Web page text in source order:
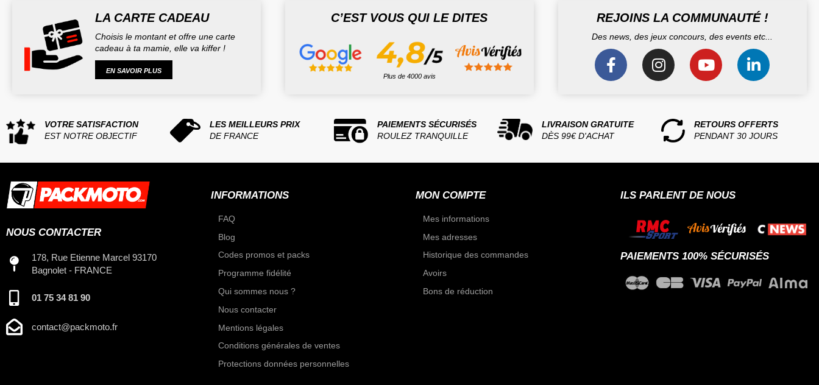
LA CARTE CADEAU
Choisis le montant et offre une carte
cadeau à ta mamie, elle va kiffer !
EN SAVOIR PLUS
C’EST VOUS QUI LE DITES
Plus de 4000 avis
REJOINS LA COMMUNAUTÉ !
Des news, des jeux concours, des events etc...
VOTRE SATISFACTION
EST NOTRE OBJECTIF
LES MEILLEURS PRIX
DE FRANCE
PAIEMENTS SÉCURISÉS
ROULEZ TRANQUILLE
LIVRAISON GRATUITE
DÈS 99€ D'ACHAT
RETOURS OFFERTS
PENDANT 30 JOURS
NOUS CONTACTER
178, Rue Etienne Marcel 93170
Bagnolet - FRANCE
01 75 34 81 90
contact@packmoto.fr
INFORMATIONS
FAQ
Blog
Codes promos et packs
Programme fidélité
Qui sommes nous ?
Nous contacter
Mentions légales
Conditions générales de ventes
Protections données personnelles
MON COMPTE
Mes informations
Mes adresses
Historique des commandes
Avoirs
Bons de réduction
ILS PARLENT DE NOUS
PAIEMENTS 100% SÉCURISÉS